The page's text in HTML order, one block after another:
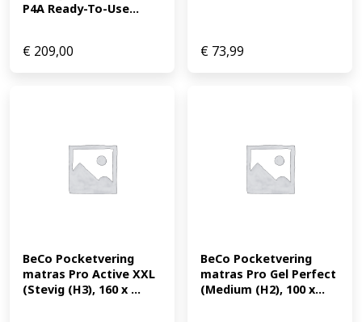
P4A Ready-To-Use...
€ 209,00 € 73,99
BeCo Pocketvering
matras Pro Active XXL
(Stevig (H3), 160 x ...
BeCo Pocketvering
matras Pro Gel Perfect
(Medium (H2), 100 x...